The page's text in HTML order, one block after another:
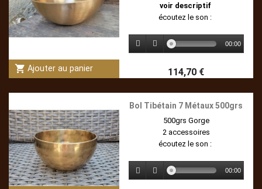
shopping_cart Ajouter au panier
voir descriptif
écoutez le son :
00:00
114,70 €
Bol Tibétain 7 Métaux 500grs
500grs Gorge
2 accessoires
écoutez le son :
00:00